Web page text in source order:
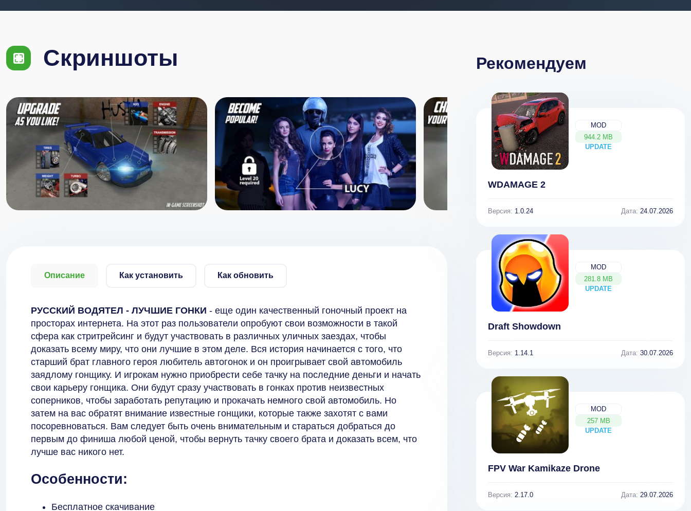
Скриншоты
Описание Как установить Как обновить
РУССКИЙ ВОДЯТЕЛ - ЛУЧШИЕ ГОНКИ - еще один качественный гоночный проект на
просторах интернета. На этот раз пользователи опробуют свои возможности в такой
сфера как стритрейсинг и будут участвовать в различных уличных заездах, чтобы
доказать всему миру, что они лучшие в этом деле. Вся история начинается с того, что
старший брат главного героя любитель автогонок и он проигрывает свой автомобиль
заядлому гонщику. И игрокам нужно приобрести себе тачку на последние деньги и начать
свои карьеру гонщика. Они будут сразу участвовать в гонках против неизвестных
соперников, чтобы заработать репутацию и прокачать немного свой автомобиль. Но
затем на вас обратят внимание известные гонщики, которые также захотят с вами
посоревноваться. Вам следует быть очень внимательным и стараться добраться до
первым до финиша любой ценой, чтобы вернуть тачку своего брата и доказать всем, что
лучше вас никого нет.
Особенности:
Бесплатное скачивание
Рекомендуем
MOD
944.2 MB
UPDATE
NEW
WDAMAGE 2
Версия: 1.0.24 Дата: 24.07.2026
MOD
281.8 MB
UPDATE
NEW
Draft Showdown
Версия: 1.14.1 Дата: 30.07.2026
MOD
257 MB
UPDATE
NEW
FPV War Kamikaze Drone
Версия: 2.17.0 Дата: 29.07.2026